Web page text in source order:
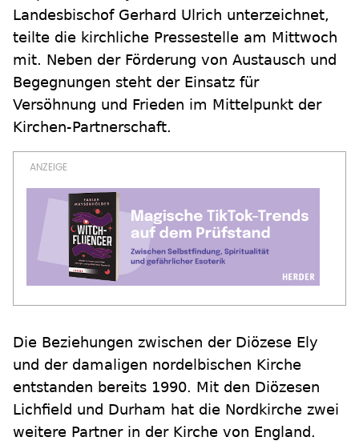
Landesbischof Gerhard Ulrich unterzeichnet,
teilte die kirchliche Pressestelle am Mittwoch
mit. Neben der Förderung von Austausch und
Begegnungen steht der Einsatz für
Versöhnung und Frieden im Mittelpunkt der
Kirchen-Partnerschaft.
Die Beziehungen zwischen der Diözese Ely
und der damaligen nordelbischen Kirche
entstanden bereits 1990. Mit den Diözesen
Lichfield und Durham hat die Nordkirche zwei
weitere Partner in der Kirche von England.